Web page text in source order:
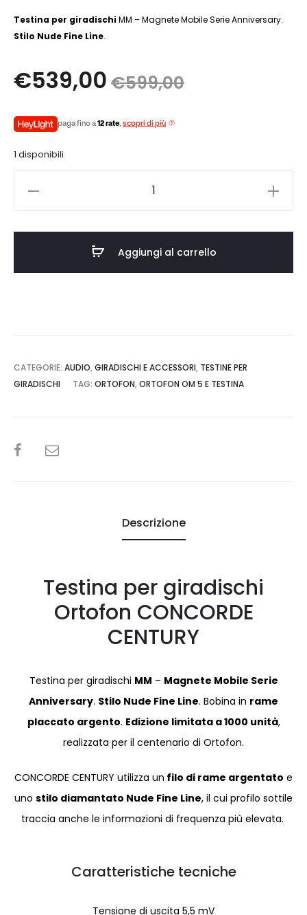
Testina per giradischiMM – Magnete Mobile Serie Anniversary.
Stilo Nude Fine Line.
€599,00
Il
originale
era:
€599,00.
€539,00
è:
paga fino a12 rate, scopri di più
1 disponibili
Aggiungi al carrello
CATEGORIE: AUDIO, GIRADISCHI E ACCESSORI, TESTINE PER
GIRADISCHI
TAG: ORTOFON, ORTOFON OM 5 E TESTINA
SHARE
Descrizione
Testina per giradischi
Ortofon CONCORDE
CENTURY
Testina per giradischi MM – Magnete Mobile Serie
Anniversary. Stilo Nude Fine Line. Bobina in rame
placcato argento. Edizione limitata a 1000 unità,
realizzata per il centenario di Ortofon.
CONCORDE CENTURY utilizza un filo di rame argentato e
uno stilo diamantato Nude Fine Line, il cui profilo sottile
traccia anche le informazioni di frequenza più elevata.
Caratteristiche tecniche
Tensione di uscita 5,5 mV